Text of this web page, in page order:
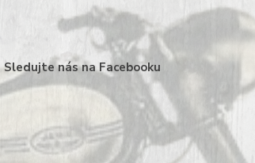
Sledujte nás na Facebooku